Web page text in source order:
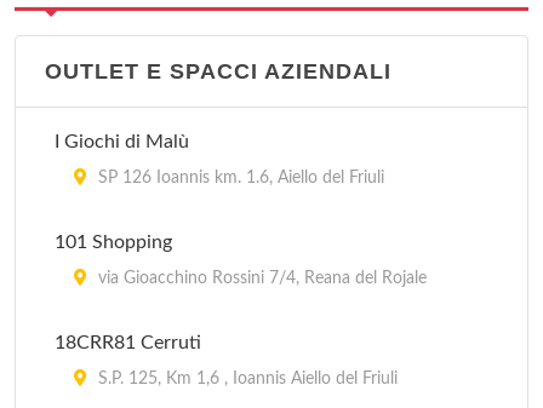
OUTLET E SPACCI AZIENDALI
I Giochi di Malù
SP 126 Ioannis km. 1.6, Aiello del Friuli
101 Shopping
via Gioacchino Rossini 7/4, Reana del Rojale
18CRR81 Cerruti
S.P. 125, Km 1,6 , Ioannis Aiello del Friuli